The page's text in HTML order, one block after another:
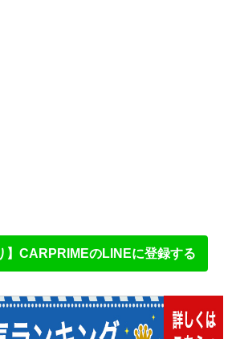
】CARPRIMEのLINEに登録する